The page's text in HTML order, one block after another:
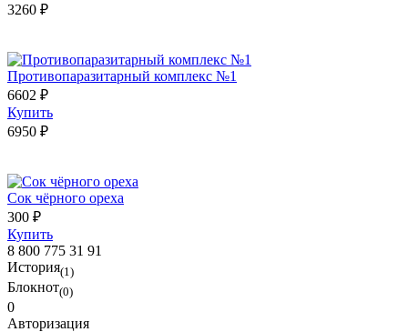
3260 ₽
Противопаразитарный комплекс №1
6602 ₽
Купить
6950 ₽
Сок чёрного ореха
300 ₽
Купить
8 800 775 31 91
История(1)
Блокнот(0)
0
Авторизация